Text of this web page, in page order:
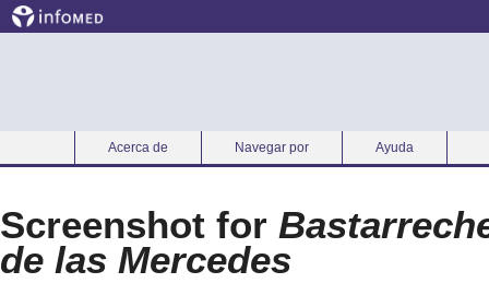
Acerca de Navegar por Ayuda
Screenshot for
de las Mercedes